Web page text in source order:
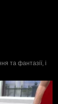
та фантазії, і